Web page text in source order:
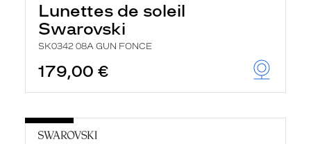
Lunettes de soleil
Swarovski
SK0342 08A GUN FONCE
179,00 €